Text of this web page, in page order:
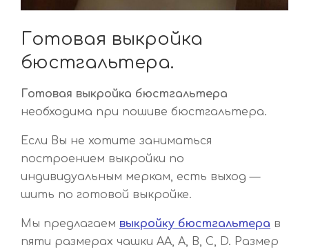
Готовая выкройка
бюстгальтера.
Готовая выкройка бюстгальтера
необходима при пошиве бюстгальтера.
Если Вы не хотите заниматься
построением выкройки по
индивидуальным меркам, есть выход —
шить по готовой выкройке.
Мы предлагаем выкройку бюстгальтера в
пяти размерах чашки АА, А, В, С, D. Размер